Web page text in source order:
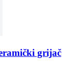
grijač